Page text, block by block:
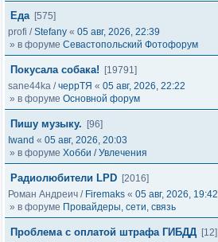
Еда [575]
profi /Stefany « 05 авг, 2026, 22:39
» в форуме Севастопольский Фотофорум
Покусала собака!
[19791]
sane44ka /черрТЯ « 05 авг, 2026, 22:22
» в форуме Основной форум
Пишу музыку.
[96]
Iwand « 05 авг, 2026, 20:03
» в форуме Хобби / Увлечения
Радиолюбители LPD [2016]
Роман Андреич / Firemaks « 05 авг, 2026, 19:42
» в форуме Провайдеры, сети, связь
Проблема с оплатой штрафа ГИБДД [12]